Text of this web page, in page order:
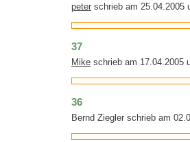
peter schrieb am 25.04.2005
37
Mike schrieb am 17.04.2005
36
Bernd Ziegler schrieb am